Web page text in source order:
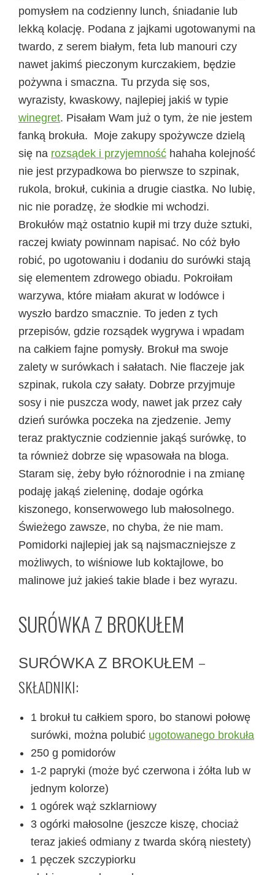
pomysłem na codzienny lunch, śniadanie lub
lekką kolację. Podana z jajkami ugotowanymi na
twardo, z serem białym, feta lub manouri czy
nawet jakimś pieczonym kurczakiem, będzie
pożywna i smaczna. Tu przyda się sos,
wyrazisty, kwaskowy, najlepiej jakiś w typie
winegret. Pisałam Wam już o tym, że nie jestem
fanką brokuła. Moje zakupy spożywcze dzielą
się na rozsądek i przyjemność hahaha kolejność
nie jest przypadkowa bo pierwsze to szpinak,
rukola, brokuł, cukinia a drugie ciastka. No lubię,
nic nie poradzę, że słodkie mi wchodzi.
Brokułów mąż ostatnio kupił mi trzy duże sztuki,
raczej kwiaty powinnam napisać. No cóż było
robić, po ugotowaniu i dodaniu do surówki stają
się elementem zdrowego obiadu. Pokroiłam
warzywa, które miałam akurat w lodówce i
wyszło bardzo smacznie. To jeden z tych
przepisów, gdzie rozsądek wygrywa i wpadam
na całkiem fajne pomysły. Brokuł ma swoje
zalety w surówkach i sałatach. Nie flaczeje jak
szpinak, rukola czy sałaty. Dobrze przyjmuje
sosy i nie puszcza wody, nawet jak przez cały
dzień surówka poczeka na zjedzenie. Jemy
teraz praktycznie codziennie jakąś surówkę, to
ta również dobrze się wpasowała na bloga.
Staram się, żeby było różnorodnie i na zmianę
podaję jakąś zieleninę, dodaje ogórka
kiszonego, konserwowego lub małosolnego.
Świeżego zawsze, no chyba, że nie mam.
Pomidorki najlepiej jak są najsmaczniejsze z
możliwych, to wiśniowe lub koktajlowe, bo
malinowe już jakieś takie blade i bez wyrazu.
SURÓWKA Z BROKUŁEM
SURÓWKA Z BROKUŁEM –
SKŁADNIKI:
1 brokuł tu całkiem sporo, bo stanowi połowę
surówki, można polubić ugotowanego brokuła
250 g pomidorów
1-2 papryki (może być czerwona i żółta lub w
jednym kolorze)
1 ogórek wąż szklarniowy
3 ogórki małosolne (jeszcze kiszę, chociaż
teraz jakieś odmiany z twarda skórą niestety)
1 pęczek szczypiorku